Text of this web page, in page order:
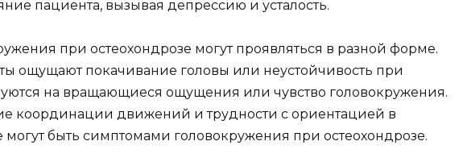
пациента, вызывая депрессию и усталость.
при остеохондрозе могут проявляться в разной форме.
ощущают покачивание головы или неустойчивость при
на вращающиеся ощущения или чувство головокружения.
координации движений и трудности с ориентацией в
могут быть симптомами головокружения при остеохондрозе.